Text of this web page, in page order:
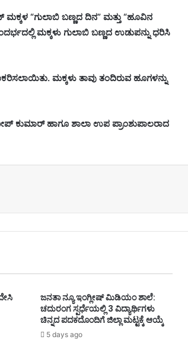
ಮಕ್ಕಳ “ಗುಲಾಬಿ ಬಣ್ಣದ ದಿನ” ಮತ್ತು “ಹೂವಿನ
ಮಕ್ಕಳು ಗುಲಾಬಿ ಬಣ್ಣದ ಉಡುಪನ್ನು ಧರಿಸಿ
ಮಕ್ಕಳು ತಾವು ತಂದಿರುವ ಹೂಗಳನ್ನು
ಕುಮಾರ್ ಹಾಗೂ ಶಾಲಾ ಉಪ ಪ್ರಾಂಶುಪಾಲರಾದ
ಜನತಾ ನ್ಯೂ ಇಂಗ್ಲೀಷ್ ಮಿಡಿಯಂ ಶಾಲೆ:
ಚದುರಂಗ ಸ್ಪರ್ಧೆಯಲ್ಲಿ 3 ವಿದ್ಯಾರ್ಥಿಗಳು
ಚಿನ್ನದ ಪದಕದೊಂದಿಗೆ ಜಿಲ್ಲಾ ಮಟ್ಟಕ್ಕೆ ಆಯ್ಕೆ
5 days ago